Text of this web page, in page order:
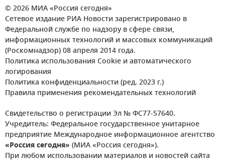
© 2026 МИА «Россия сегодня»
Сетевое издание РИА Новости зарегистрировано в
Федеральной службе по надзору в сфере связи,
информационных технологий и массовых коммуникаций
(Роскомнадзор) 08 апреля 2014 года.
Политика использования Cookie и автоматического
логирования
Политика конфиденциальности (ред. 2023 г.)
Правила применения рекомендательных технологий
Свидетельство о регистрации Эл № ФС77-57640.
Учредитель: Федеральное государственное унитарное
предприятие Международное информационное агентство
«Россия сегодня» (МИА «Россия сегодня»).
При любом использовании материалов и новостей сайта